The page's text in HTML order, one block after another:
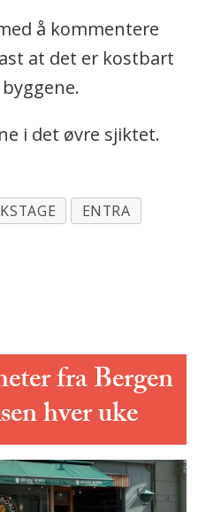
å kommentere
at det er kostbart
i det øvre sjiktet.
ENTRA
fra Bergen
hver uke